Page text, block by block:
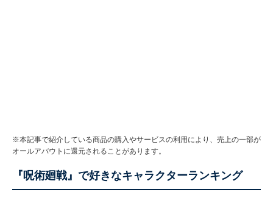
※本記事で紹介している商品の購入やサービスの利用により、売上の一部が
オールアバウトに還元されることがあります。
『呪術廻戦』で好きなキャラクターランキング